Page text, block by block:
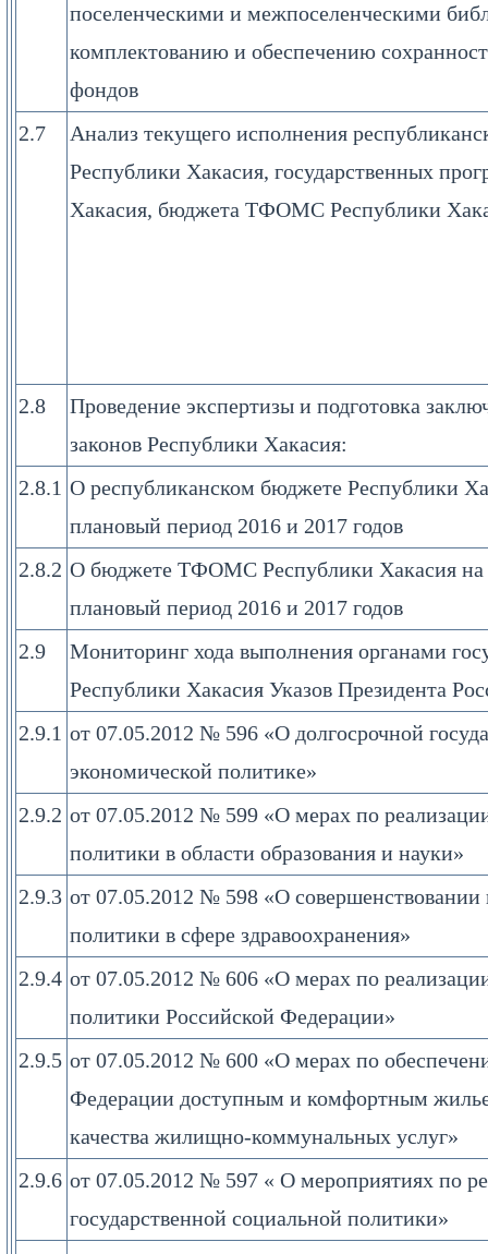
поселенческими и межпоселенческими
комплектованию и обеспечению
фондов
2.7
Анализ текущего исполнения
Республики Хакасия, государственных
Хакасия, бюджета ТФОМС Республики
2.8
Проведение экспертизы и подготовка
законов Республики Хакасия:
2.8.1 О республиканском бюджете Республики
плановый период 2016 и 2017 годов
2.8.2 О бюджете ТФОМС Республики Хакасия на
плановый период 2016 и 2017 годов
2.9
Мониторинг хода выполнения органами
Республики Хакасия Указов Президента
2.9.1 от 07.05.2012 № 596 «О долгосрочной
экономической политике»
2.9.2 от 07.05.2012 № 599 «О мерах по
политики в области образования и науки»
2.9.3 от 07.05.2012 № 598 «О совершенствовании
политики в сфере здравоохранения»
2.9.4 от 07.05.2012 № 606 «О мерах по
политики Российской Федерации»
2.9.5 от 07.05.2012 № 600 «О мерах по
Федерации доступным и комфортным
качества жилищно-коммунальных услуг»
2.9.6 от 07.05.2012 № 597 « О мероприятиях по
государственной социальной политики»